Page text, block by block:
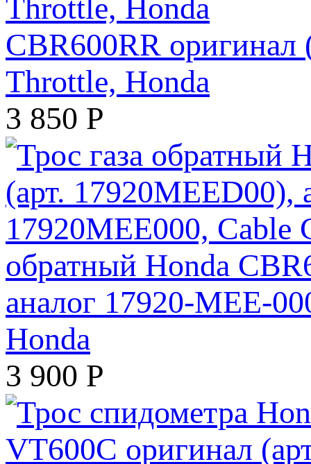
CBR600RR оригинал
Throttle, Honda
3 850 Р
обратный Honda
аналог 17920-MEE-
Honda
3 900 Р